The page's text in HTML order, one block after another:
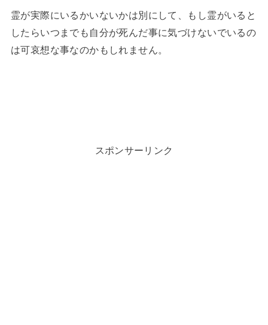
霊が実際にいるかいないかは別にして、もし霊がいると
したらいつまでも自分が死んだ事に気づけないでいるの
は可哀想な事なのかもしれません。
スポンサーリンク